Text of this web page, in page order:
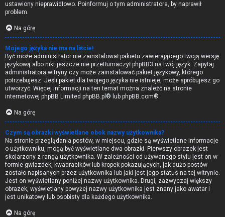
ustawiony nieprawidłowo. Poinformuj o tym administratora, by naprawił
problem.
Na górę
Mojego języka nie ma na liście!
Być może administrator nie zainstalował pakietu zawierającego twoją wersję
językową albo nikt jeszcze nie przetłumaczył phpBB3 na twój język. Zapytaj
administratora witryny czy może zainstalować pakiet językowy, którego
potrzebujesz. Jeśli pakiet dla twojego języka nie istnieje, może spróbujesz go
utworzyć. Więcej informacji na ten temat można znaleźć na stronie
internetowej phpBB Limited phpBB.pl ® lub phpBB.com®
Na górę
Czym są obrazki wyświetlane obok nazwy użytkownika?
Na stronie przeglądania postów, w miejscu, gdzie są wyświetlane informacje
o użytkowniku, mogą być wyświetlane dwa obrazki. Pierwszy obrazek jest
skojarzony z rangą użytkownika. W zależności od używanego stylu jest on w
formie gwiazdek, kwadracików lub kropek pokazujących, jak dużo postów
zostało napisanych przez użytkownika lub jaki jest jego status na tej witrynie.
Jest on wyświetlany poniżej nazwy użytkownika. Drugi, zazwyczaj większy
obrazek, wyświetlany powyżej nazwy użytkownika jest znany jako awatar i
jest unikatowy lub osobisty dla każdego użytkownika.
Na górę